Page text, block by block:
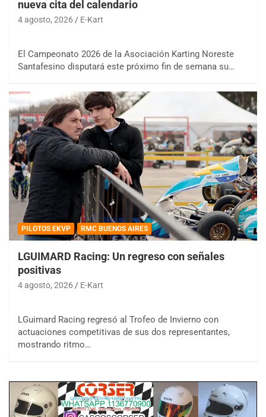
nueva cita del calendario
4 agosto, 2026 E-Kart
El Campeonato 2026 de la Asociación Karting Noreste
Santafesino disputará este próximo fin de semana su…
PILOTOS EKVP RMC BUENOS AIRES
LGUIMARD Racing: Un regreso con señales
positivas
4 agosto, 2026 E-Kart
LGuimard Racing regresó al Trofeo de Invierno con
actuaciones competitivas de sus dos representantes,
mostrando ritmo…